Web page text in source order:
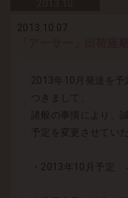
2013.10.07
2013年10月発送を予
つきまして、
諸般の事情により、
予定を変更させてい
・2013年10月予定